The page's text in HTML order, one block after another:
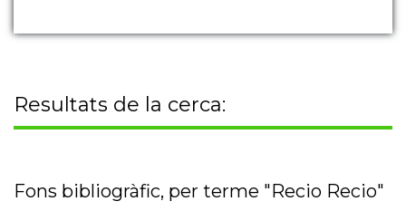
Resultats de la cerca:
Fons bibliogràfic, per terme "Recio Recio"